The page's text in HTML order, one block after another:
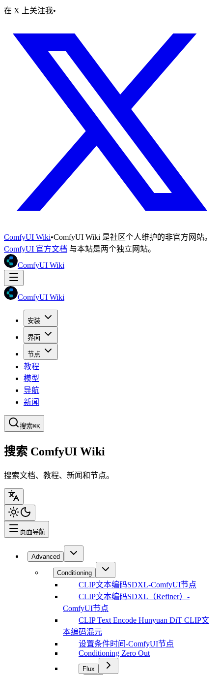
在 X 上关注我•
ComfyUI Wiki•ComfyUI Wiki 是社区个人维护的非官方网站。
ComfyUI 官方文档 与本站是两个独立网站。
ComfyUI Wiki
ComfyUI Wiki
安装
界面
节点
教程
模型
导航
新闻
搜索⌘K
搜索 ComfyUI Wiki
搜索文档、教程、新闻和节点。
页面导航
Advanced
Conditioning
CLIP文本编码SDXL-ComfyUI节点
CLIP文本编码SDXL（Refiner）-
ComfyUI节点
CLIP Text Encode Hunyuan DiT CLIP文
本编码混元
设置条件时间-ComfyUI节点
Conditioning Zero Out
Flux